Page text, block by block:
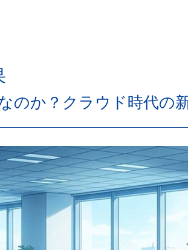
のか？クラウド時代の